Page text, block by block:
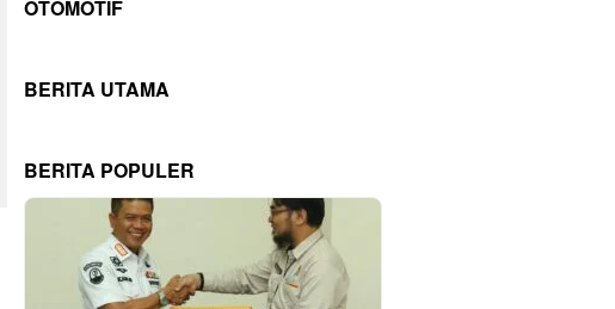
OTOMOTIF
BERITA UTAMA
BERITA POPULER